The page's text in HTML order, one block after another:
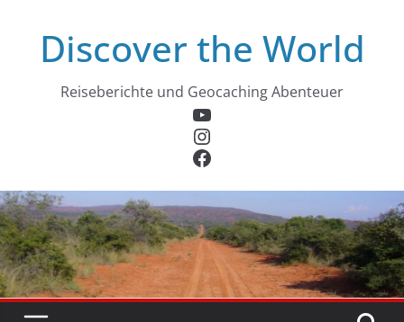
springenDiscover the World
Reiseberichte und Geocaching Abenteuer
YouTube
Instagram
Facebook